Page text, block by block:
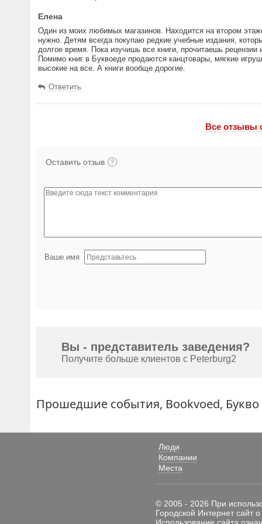
Елена
Один из моих любимых магазинов. Находится на втором
нужно. Детям всегда покупаю редкие учебные издания,
долгое время. Пока изучишь все книги, прочитаешь
Помимо книг в Буквоеде продаются канцтовары, мягкие
высокие на все. А книги вообще дорогие.
Ответить
Все отзывы
Оставить отзыв
Ваше имя
Вы - представитель заведения?
Получите больше клиентов с Peterburg2
Прошедшие события, Bookvoed, Букво
Люди
Компании
Места
© 2005 - 2026 При
Городской Интернет сайт